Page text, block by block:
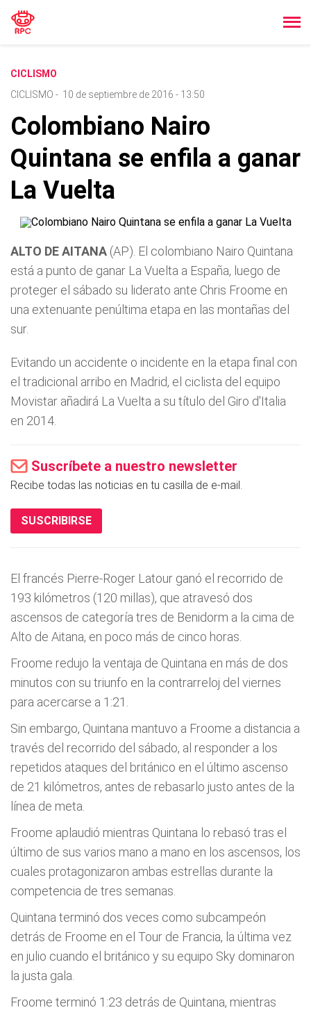
CICLISMO
CICLISMO - 10 de septiembre de 2016 - 13:50
Colombiano Nairo
Quintana se enfila a ganar
La Vuelta
ALTO DE AITANA (AP). El colombiano Nairo Quintana
está a punto de ganar La Vuelta a España, luego de
proteger el sábado su liderato ante Chris Froome en
una extenuante penúltima etapa en las montañas del
sur.
Evitando un accidente o incidente en la etapa final con
el tradicional arribo en Madrid, el ciclista del equipo
Movistar añadirá La Vuelta a su título del Giro d'Italia
en 2014.
Suscríbete a nuestro newsletter
Recibe todas las noticias en tu casilla de e-mail.
SUSCRIBIRSE
El francés Pierre-Roger Latour ganó el recorrido de
193 kilómetros (120 millas), que atravesó dos
ascensos de categoría tres de Benidorm a la cima de
Alto de Aitana, en poco más de cinco horas.
Froome redujo la ventaja de Quintana en más de dos
minutos con su triunfo en la contrarreloj del viernes
para acercarse a 1:21.
Sin embargo, Quintana mantuvo a Froome a distancia a
través del recorrido del sábado, al responder a los
repetidos ataques del británico en el último ascenso
de 21 kilómetros, antes de rebasarlo justo antes de la
línea de meta.
Froome aplaudió mientras Quintana lo rebasó tras el
último de sus varios mano a mano en los ascensos, los
cuales protagonizaron ambas estrellas durante la
competencia de tres semanas.
Quintana terminó dos veces como subcampeón
detrás de Froome en el Tour de Francia, la última vez
en julio cuando el británico y su equipo Sky dominaron
la justa gala.
Froome terminó 1:23 detrás de Quintana, mientras